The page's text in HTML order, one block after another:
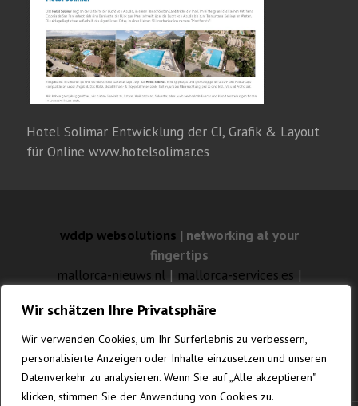
Wir schätzen Ihre Privatsphäre
Wir verwenden Cookies, um Ihr Surferlebnis zu verbessern,
personalisierte Anzeigen oder Inhalte einzusetzen und unseren
Datenverkehr zu analysieren. Wenn Sie auf „Alle akzeptieren"
klicken, stimmen Sie der Anwendung von Cookies zu.
Hotel Solimar Entwicklung der CI, Grafik & Layout
für Online www.hotelsolimar.es
wddp websolutions | networking at your
fingertips
mallorca-nieuws.nl| mallorca-services.es |
mallorca-websolutions.com
fotografia.com |gustavknudsen.com|
vanrenesse.de